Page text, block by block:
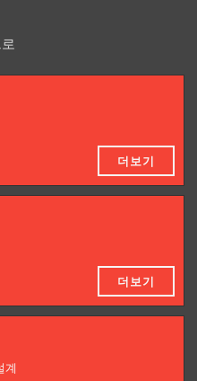
더보기
더보기
계